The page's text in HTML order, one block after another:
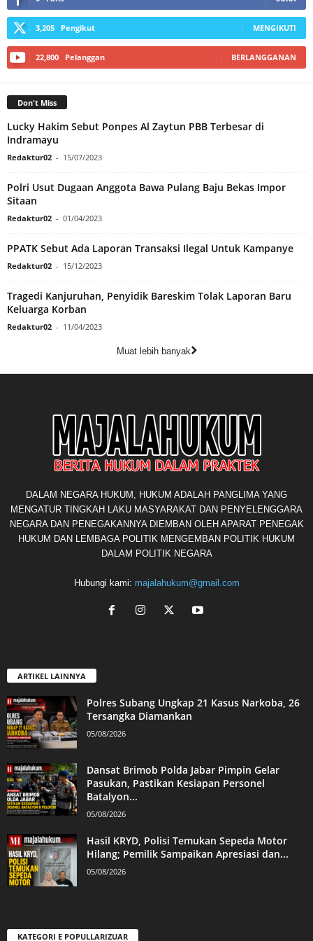
3,205 Pengikut MENGIKUTI
22,800 Pelanggan BERLANGGANAN
Don't Miss
Lucky Hakim Sebut Ponpes Al Zaytun PBB Terbesar di
Indramayu
Redaktur02 - 15/07/2023
Polri Usut Dugaan Anggota Bawa Pulang Baju Bekas Impor
Sitaan
Redaktur02 - 01/04/2023
PPATK Sebut Ada Laporan Transaksi Ilegal Untuk Kampanye
Redaktur02 - 15/12/2023
Tragedi Kanjuruhan, Penyidik Bareskim Tolak Laporan Baru
Keluarga Korban
Redaktur02 - 11/04/2023
Muat lebih banyak
DALAM NEGARA HUKUM, HUKUM ADALAH PANGLIMA YANG
MENGATUR TINGKAH LAKU MASYARAKAT DAN PENYELENGGARA
NEGARA DAN PENEGAKANNYA DIEMBAN OLEH APARAT PENEGAK
HUKUM DAN LEMBAGA POLITIK MENGEMBAN POLITIK HUKUM
DALAM POLITIK NEGARA
Hubungi kami: majalahukum@gmail.com
ARTIKEL LAINNYA
Polres Subang Ungkap 21 Kasus Narkoba, 26
Tersangka Diamankan
05/08/2026
Dansat Brimob Polda Jabar Pimpin Gelar
Pasukan, Pastikan Kesiapan Personel
Batalyon...
05/08/2026
Hasil KRYD, Polisi Temukan Sepeda Motor
Hilang; Pemilik Sampaikan Apresiasi dan...
05/08/2026
KATEGORI E POPULLARIZUAR